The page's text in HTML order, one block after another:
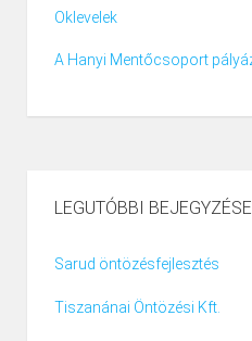
Oklevelek
A Hanyi Mentőcsoport
LEGUTÓBBI
Sarud öntözésfejlesztés
Tiszanánai Öntözési Kft.